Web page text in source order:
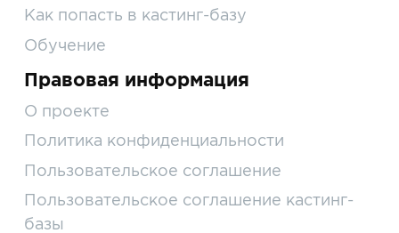
Как попасть в кастинг-базу
Обучение
Правовая информация
О проекте
Политика конфиденциальности
Пользовательское соглашение
Пользовательское соглашение кастинг-
базы